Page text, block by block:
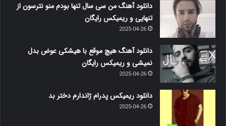
دانلود آهنگ من سی سال تنها بودم منو نترسون از
تنهایی و ریمیکس رایگان
2025-04-26
دانلود آهنگ هیچ موقع با هیشکی عوض بدل
نمیشی و ریمیکس رایگان
2025-04-26
دانلود ریمیکس پدرام ژاندارم دختر بد
2025-04-26